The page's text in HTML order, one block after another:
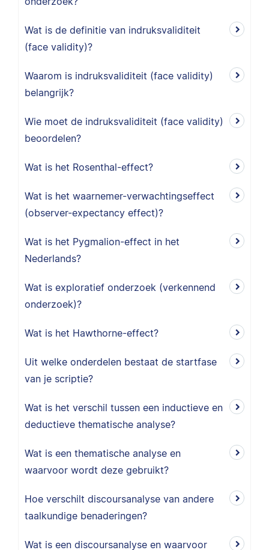
Wat is de definitie van indruksvaliditeit
(face validity)?
Waarom is indruksvaliditeit (face validity)
belangrijk?
Wie moet de indruksvaliditeit (face validity)
beoordelen?
Wat is het Rosenthal-effect?
Wat is het waarnemer-verwachtingseffect
(observer-expectancy effect)?
Wat is het Pygmalion-effect in het
Nederlands?
Wat is exploratief onderzoek (verkennend
onderzoek)?
Wat is het Hawthorne-effect?
Uit welke onderdelen bestaat de startfase
van je scriptie?
Wat is het verschil tussen een inductieve en
deductieve thematische analyse?
Wat is een thematische analyse en
waarvoor wordt deze gebruikt?
Hoe verschilt discoursanalyse van andere
taalkundige benaderingen?
Wat is een discoursanalyse en waarvoor